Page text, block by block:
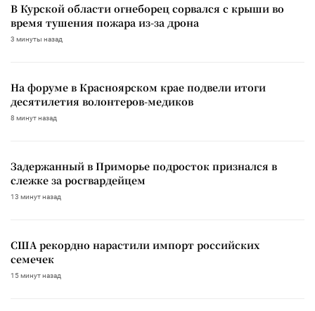
В Курской области огнеборец сорвался с крыши во
время тушения пожара из-за дрона
3 минуты назад
На форуме в Красноярском крае подвели итоги
десятилетия волонтеров-медиков
8 минут назад
Задержанный в Приморье подросток признался в
слежке за росгвардейцем
13 минут назад
США рекордно нарастили импорт российских
семечек
15 минут назад